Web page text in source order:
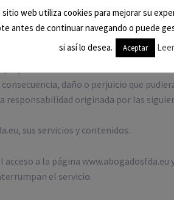
susceptibles de
pueda hacerse de la información
daño o perjuicio que
originada por las
sus servicios y contenidos.
a la página
el servicio.
sitio web utiliza cookies para mejorar su
antes de continuar navegando o puede
si así lo desea.
Aceptar